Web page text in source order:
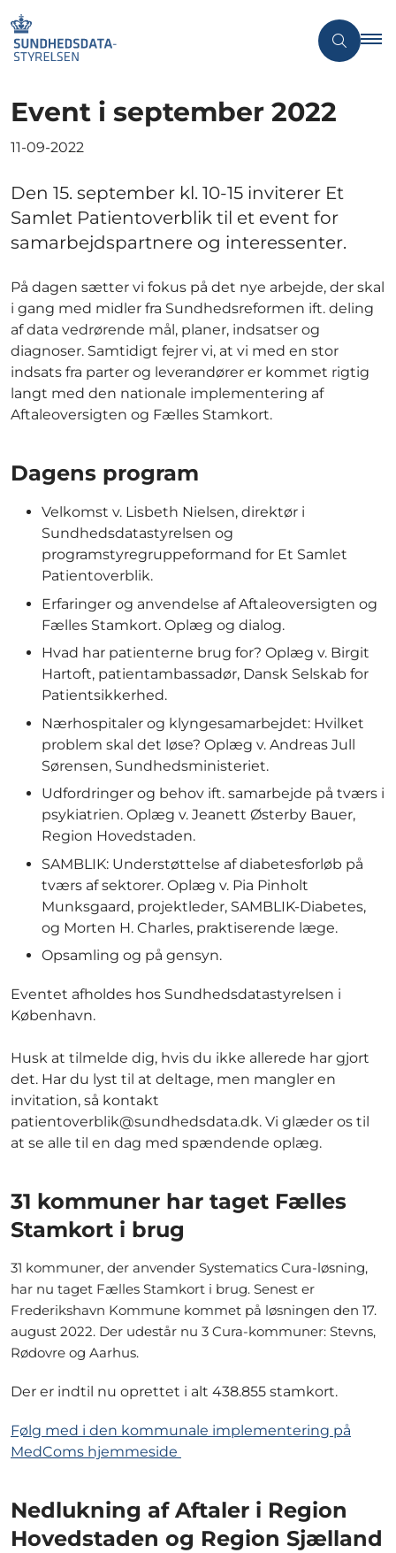
Event i september 2022
11-09-2022
Den 15. september kl. 10-15 inviterer Et
Samlet Patientoverblik til et event for
samarbejdspartnere og interessenter.
På dagen sætter vi fokus på det nye arbejde, der skal
i gang med midler fra Sundhedsreformen ift. deling
af data vedrørende mål, planer, indsatser og
diagnoser. Samtidigt fejrer vi, at vi med en stor
indsats fra parter og leverandører er kommet rigtig
langt med den nationale implementering af
Aftaleoversigten og Fælles Stamkort.
Dagens program
Velkomst v. Lisbeth Nielsen, direktør i
Sundhedsdatastyrelsen og
programstyregruppeformand for Et Samlet
Patientoverblik.
Erfaringer og anvendelse af Aftaleoversigten og
Fælles Stamkort. Oplæg og dialog.
Hvad har patienterne brug for? Oplæg v. Birgit
Hartoft, patientambassadør, Dansk Selskab for
Patientsikkerhed.
Nærhospitaler og klyngesamarbejdet: Hvilket
problem skal det løse? Oplæg v. Andreas Jull
Sørensen, Sundhedsministeriet.
Udfordringer og behov ift. samarbejde på tværs i
psykiatrien. Oplæg v. Jeanett Østerby Bauer,
Region Hovedstaden.
SAMBLIK: Understøttelse af diabetesforløb på
tværs af sektorer. Oplæg v. Pia Pinholt
Munksgaard, projektleder, SAMBLIK-Diabetes,
og Morten H. Charles, praktiserende læge.
Opsamling og på gensyn.
Eventet afholdes hos Sundhedsdatastyrelsen i
København.
Husk at tilmelde dig, hvis du ikke allerede har gjort
det. Har du lyst til at deltage, men mangler en
invitation, så kontakt
patientoverblik@sundhedsdata.dk. Vi glæder os til
at se alle til en dag med spændende oplæg.
31 kommuner har taget Fælles
Stamkort i brug
31 kommuner, der anvender Systematics Cura-løsning,
har nu taget Fælles Stamkort i brug. Senest er
Frederikshavn Kommune kommet på løsningen den 17.
august 2022. Der udestår nu 3 Cura-kommuner: Stevns,
Rødovre og Aarhus.
Der er indtil nu oprettet i alt 438.855 stamkort.
Følg med i den kommunale implementering på
MedComs hjemmeside
Nedlukning af Aftaler i Region
Hovedstaden og Region Sjælland